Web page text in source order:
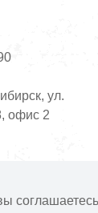
ул.
офис 2